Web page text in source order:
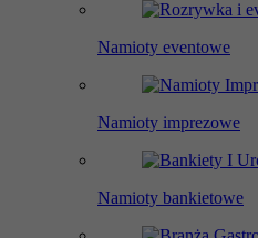
Namioty eventowe
Namioty imprezowe
Namioty bankietowe